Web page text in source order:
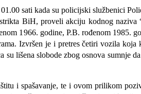
sati kada su policijski službenici
BiH, proveli akciju kodnog
1966. godine, P.B. rođenom 1985.
Izvršen je i pretres četiri vozila
lišena slobode zbog osnova sumnje
i spašavanje, te i ovom prilikom